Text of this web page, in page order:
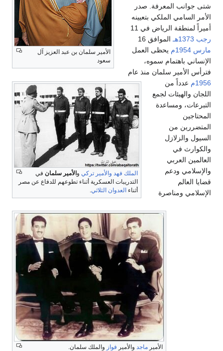
الأمير سلمان بن عبد العزيز آل
سعود
الملك فهد والأمير تركي والأمير سلمان في
التدريبات العسكرية أثناء تطوعهم للدفاع عن مصر
أثناء العدوان الثلاثي
الأمير ماجد والأمير فواز والملك سلمان.
شتى جوانب المعرفة. صدر
الأمر السامي الملكي بتعيينه
أميراً لمنطقة الرياض في 11
رجب 1373هـ
الموافق 16
مارس 1954م
يحظى العمل
الإنساني باهتمام سموه،
فترأس الأمير سلمان منذ عام
1956م
عدداً من
اللجان والهيئات لجمع
التبرعات، ومساعدة
المحتاجين
المتضررين من
السيول والزلازل
والكوارث في
العالمين العربي
والإسلامي ودعم
قضايا العالم
الإسلامي ومناصرة